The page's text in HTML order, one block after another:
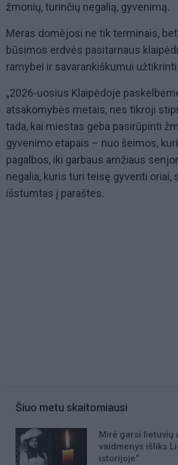
žmonių, turinčių negalią, gyvenimą.
Meras domėjosi ne tik terminais, bet
būsimos erdvės pasitarnaus
ramybei ir savarankiškumui užtikrinti.
„2026-uosius Klaipėdoje
atsakomybės metais, nes tikroji
tada, kai miestas geba pasirūpinti
gyvenimo etapais – nuo šeimos,
pagalbos, iki garbaus amžiaus
negalia, kuris turi teisę gyventi oriai,
išstumtas į paraštes.
Šiuo metu skaitomiausi
Mirė garsi lietuvių
vaidmenys išliks
istorijoje“